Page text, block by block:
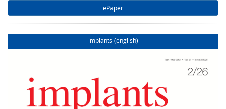
ePaper
implants (english)